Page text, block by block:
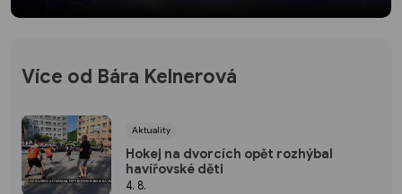
Více od Bára Kelnerová
Aktuality
Hokej na dvorcích opět rozhýbal
havířovské děti
4. 8.